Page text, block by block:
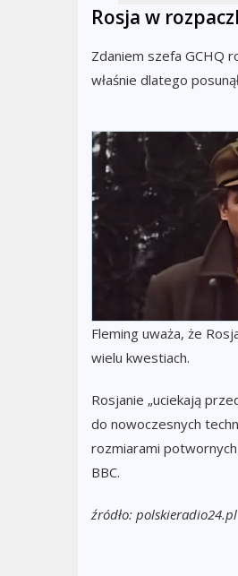
Rosja w
Zdaniem szefa GCHQ
właśnie dlatego
Fleming uważa, że
wielu kwestiach.
Rosjanie „uciekają
do nowoczesnych
rozmiarami
BBC.
źródło: polskieradio24.pl